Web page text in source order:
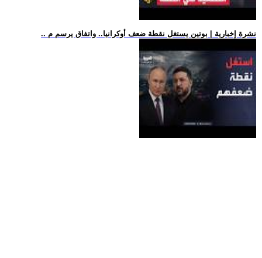
.. نشرة إخبارية | بوتين يستغل نقطة ضعف أوكرانيا.. واتفاق يرسم م